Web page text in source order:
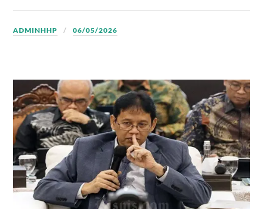
ADMINHHP 06/05/2026